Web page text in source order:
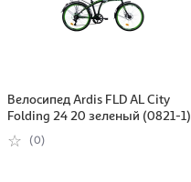
Велосипед Ardis FLD AL City
Folding 24 20 зеленый (0821-1)
(0)